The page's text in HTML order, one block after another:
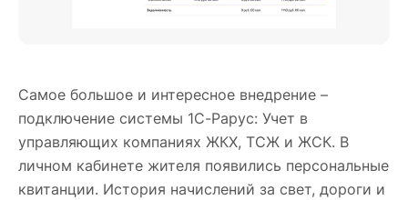
Самое большое и интересное внедрение –
подключение системы 1С-Рарус: Учет в
управляющих компаниях ЖКХ, ТСЖ и ЖСК. В
личном кабинете жителя появились персональные
квитанции. История начислений за свет, дороги и